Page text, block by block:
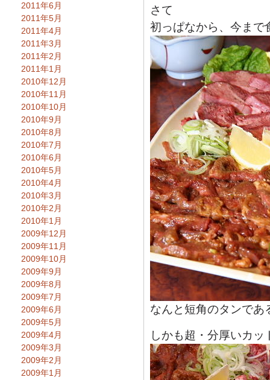
さて
初っぱなから、今まで
なんと短角のタンであ
しかも超・分厚いカッ
2011年6月
2011年5月
2011年4月
2011年3月
2011年2月
2011年1月
2010年12月
2010年11月
2010年10月
2010年9月
2010年8月
2010年7月
2010年6月
2010年5月
2010年4月
2010年3月
2010年2月
2010年1月
2009年12月
2009年11月
2009年10月
2009年9月
2009年8月
2009年7月
2009年6月
2009年5月
2009年4月
2009年3月
2009年2月
2009年1月